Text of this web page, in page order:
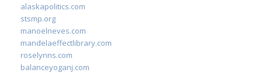
alaskapolitics.com
stsmp.org
manoelneves.com
mandelaeffectlibrary.com
roselynns.com
balanceyoganj.com